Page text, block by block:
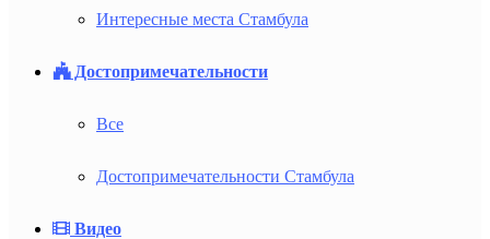
Интересные места Стамбула
Достопримечательности
Все
Достопримечательности Стамбула
Видео